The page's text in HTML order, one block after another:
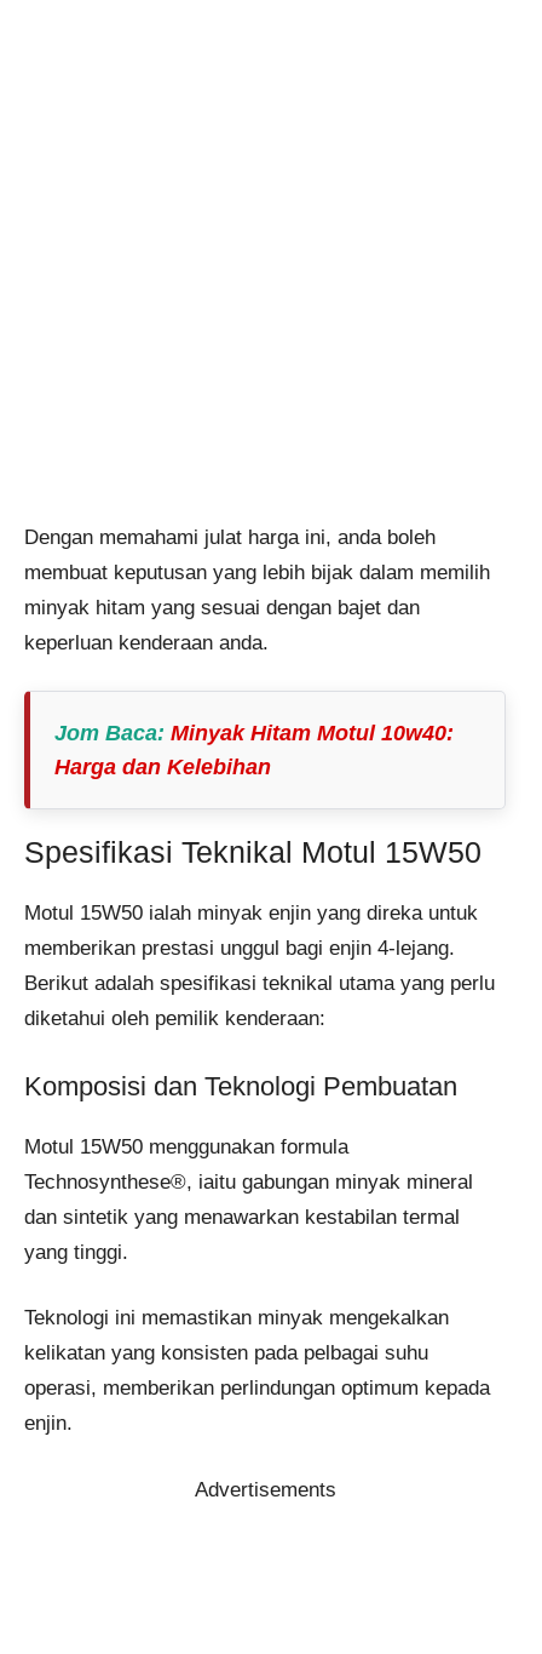
Dengan memahami julat harga ini, anda boleh
membuat keputusan yang lebih bijak dalam memilih
minyak hitam yang sesuai dengan bajet dan
keperluan kenderaan anda.
Jom Baca: Minyak Hitam Motul 10w40:
Harga dan Kelebihan
Spesifikasi Teknikal Motul 15W50
Motul 15W50 ialah minyak enjin yang direka untuk
memberikan prestasi unggul bagi enjin 4-lejang.
Berikut adalah spesifikasi teknikal utama yang perlu
diketahui oleh pemilik kenderaan:
Komposisi dan Teknologi Pembuatan
Motul 15W50 menggunakan formula
Technosynthese®, iaitu gabungan minyak mineral
dan sintetik yang menawarkan kestabilan termal
yang tinggi.
Teknologi ini memastikan minyak mengekalkan
kelikatan yang konsisten pada pelbagai suhu
operasi, memberikan perlindungan optimum kepada
enjin.
Advertisements